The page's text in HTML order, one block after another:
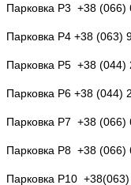
Парковка P3 +38 (066)
Парковка P4 +38 (063)
Парковка P5 +38
Парковка P6 +38 (044)
Парковка P7 +38 (066)
Парковка P8 +38 (066)
Парковка P10